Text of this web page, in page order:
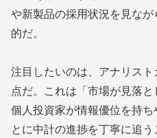
や新製品の採用状況を見な
的だ。
注目したいのは、アナリス
点だ。これは「市場が見落と
個人投資家が情報優位を持
とに中計の進捗を丁寧に追